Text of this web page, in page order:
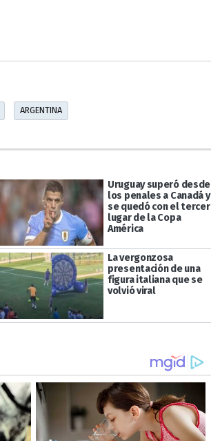
ARGENTINA
Uruguay superó desde
los penales a Canadá y
se quedó con el tercer
lugar de la Copa
América
La vergonzosa
presentación de una
figura italiana que se
volvió viral